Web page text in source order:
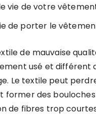
vie de votre
de porter le
de mauvaise
usé et différent
Le textile peut
former des
de fibres trop